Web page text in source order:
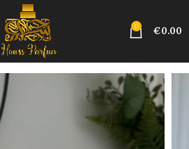
0 €0.00